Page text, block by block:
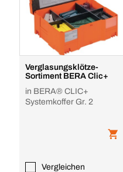
Verglasungsklötze-
Sortiment BERA Clic+
in BERA® CLIC+
Systemkoffer Gr. 2
Vergleichen